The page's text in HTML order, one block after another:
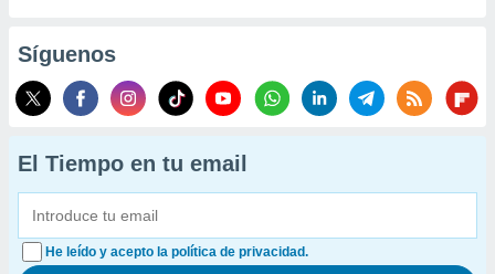
Síguenos
El Tiempo en tu email
He leído y acepto la política de privacidad.